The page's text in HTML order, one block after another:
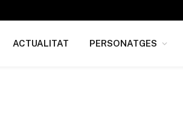
ACTUALITAT PERSONATGES